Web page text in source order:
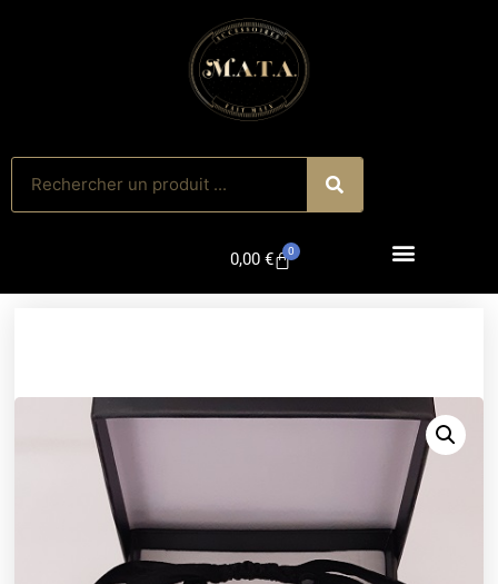
0,00 € 0